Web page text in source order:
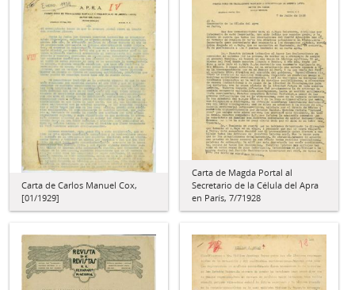
Carta de Magda Portal al
Secretario de la Célula del Apra
en París, 7/71928
Carta de Carlos Manuel Cox,
[01/1929]